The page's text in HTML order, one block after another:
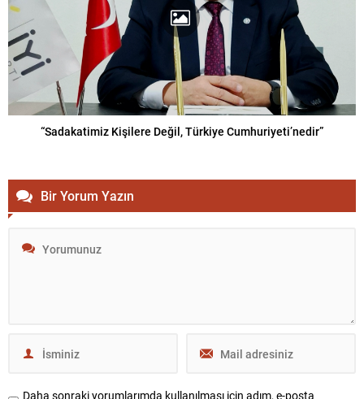
“Sadakatimiz Kişilere Değil, Türkiye Cumhuriyeti’nedir”
Bir Yorum Yazın
Daha sonraki yorumlarımda kullanılması için adım, e-posta